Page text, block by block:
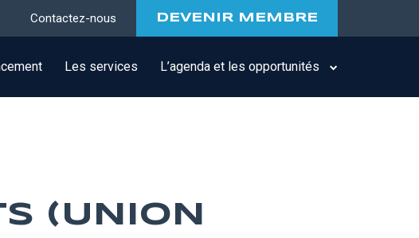
Contactez-nous DEVENIR MEMBRE
Les services L’agenda et les opportunités
(UNION